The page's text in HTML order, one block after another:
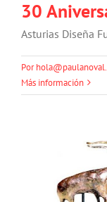
30
Asturias Diseña
Por
Más información